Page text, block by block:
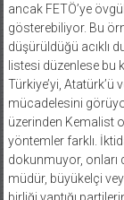
ancak FETÖ’ye
gösterebiliyor. Bu
düşürüldüğü acıklı
listesi düzenlese bu
Türkiye’yi, Atatürk’ü
mücadelesini
üzerinden Kemalist
yöntemler farklı.
dokunmuyor, onları
müdür, büyükelçi
birliği yaptığı